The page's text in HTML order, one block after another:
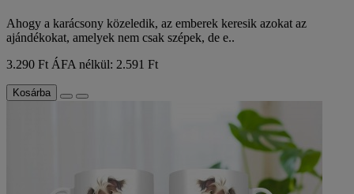
Ahogy a karácsony közeledik, az emberek keresik azokat az
ajándékokat, amelyek nem csak szépek, de e..
3.290 Ft ÁFA nélkül: 2.591 Ft
Kosárba